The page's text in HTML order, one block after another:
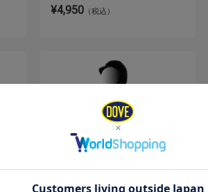
¥4,950（税込）